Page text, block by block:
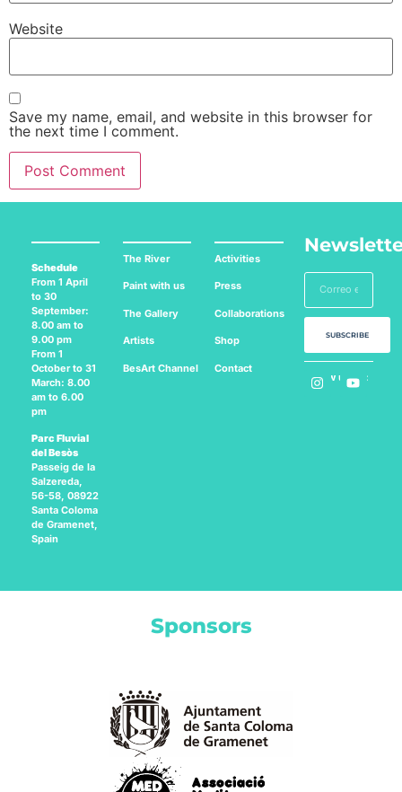
Website
Save my name, email, and website in this browser for
the next time I comment.
Schedule
From 1 April
to 30
September:
8.00 am to
9.00 pm
From 1
October to 31
March: 8.00
am to 6.00
pm
Parc Fluvial
del Besòs
Passeig de la
Salzereda,
56-58, 08922
Santa Coloma
de Gramenet,
Spain
The River
Paint with us
The Gallery
Artists
BesArt Channel
Activities
Press
Collaborations
Shop
Contact
SUBSCRIBE
Follow us on:
Sponsors